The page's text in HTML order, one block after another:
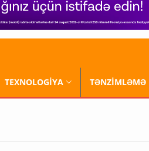
TEXNOLOGİYA TƏNZİMLƏMƏ